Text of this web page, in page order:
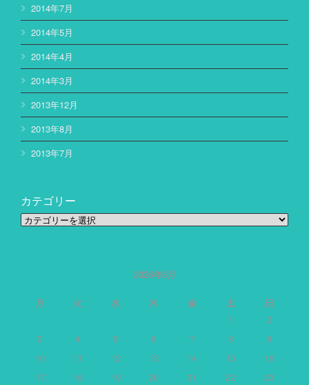
2014年7月
2014年5月
2014年4月
2014年3月
2013年12月
2013年8月
2013年7月
カテゴリー
カ
2026年8月
月 火 水 木 金 土
日
1
2
3
4 5 6 7 8
9
10
11 12 13 14 15
16
17
18 19 20 21 22 23